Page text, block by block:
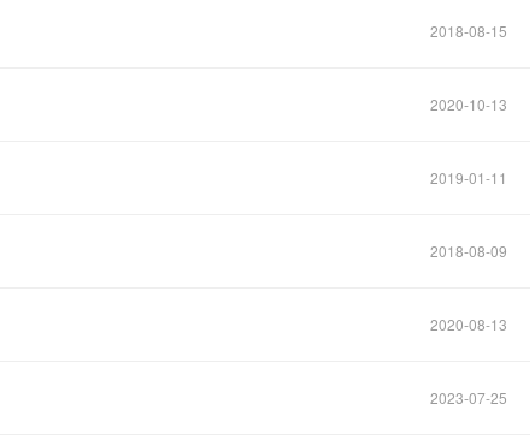
2018-08-15
2020-10-13
2019-01-11
2018-08-09
2020-08-13
2023-07-25